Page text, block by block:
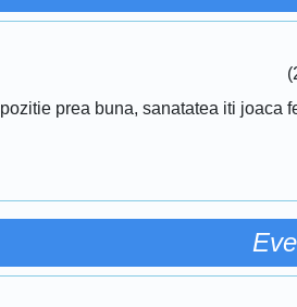
prea buna, sanatatea iti joaca